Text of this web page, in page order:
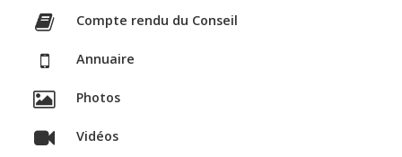
Compte rendu du Conseil
Annuaire
Photos
Vidéos